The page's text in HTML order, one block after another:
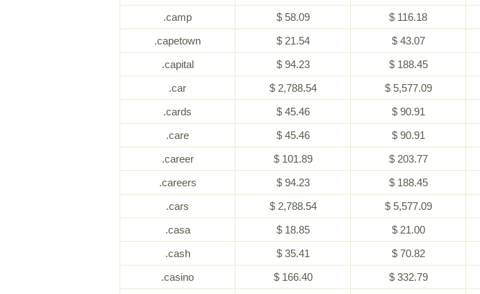
.camp
$ 58.09 $ 116.18
.capetown
$ 21.54 $ 43.07
.capital
$ 94.23 $ 188.45
.car
$ 2,788.54 $ 5,577.09
.cards
$ 45.46 $ 90.91
.care
$ 45.46 $ 90.91
.career
$ 101.89 $ 203.77
.careers
$ 94.23 $ 188.45
.cars
$ 2,788.54 $ 5,577.09
.casa
$ 18.85 $ 21.00
.cash
$ 35.41 $ 70.82
.casino
$ 166.40 $ 332.79